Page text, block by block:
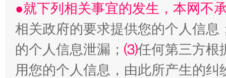
站台名比不上好声名
●就下列相关事宜的发生，本网不
相关政府的要求提供您的个人信息
的个人信息泄漏； ⑶任何第三方根
用您的个人信息，由此所产生的纠